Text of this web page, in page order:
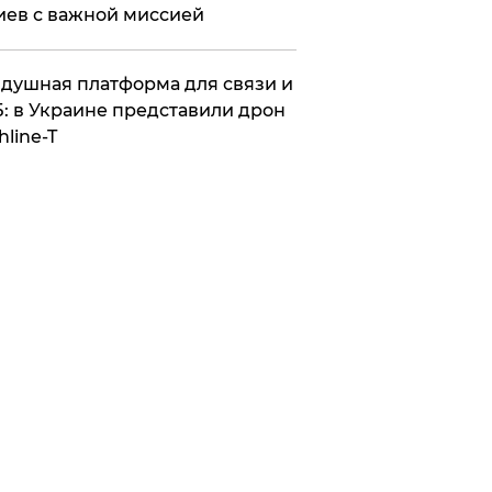
с важной миссией
платформа для связи и
в Украине представили дрон
T